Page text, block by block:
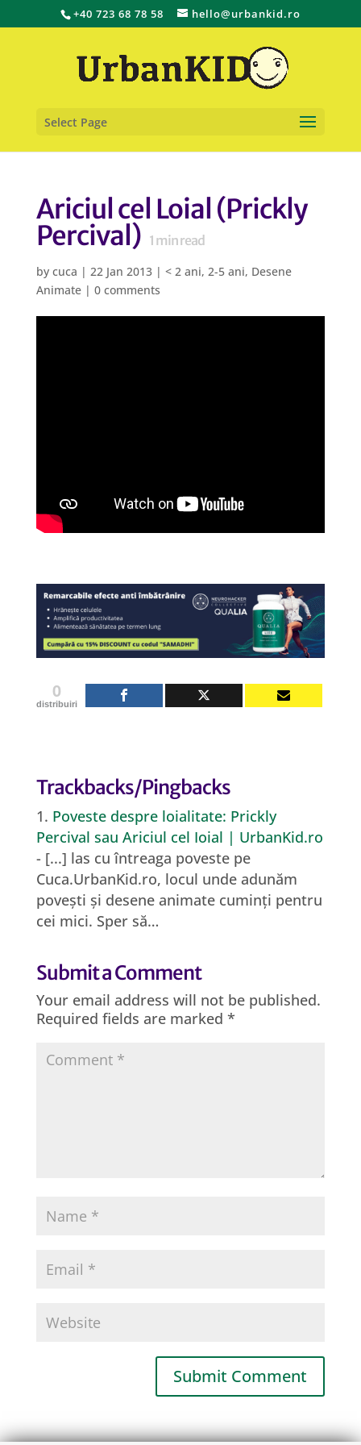
+40 723 68 78 58 hello@urbankid.ro
Select Page
Ariciul cel Loial (Prickly
Percival) 1 min read
by cuca | 22 Jan 2013| < 2 ani, 2-5 ani, Desene
Animate| 0 comments
0
distribuiri
Trackbacks/Pingbacks
Poveste despre loialitate: Prickly
Percival sau Ariciul cel Ioial | UrbanKid.ro
- [...] las cu întreaga poveste pe
Cuca.UrbanKid.ro, locul unde adunăm
povești și desene animate cuminți pentru
cei mici. Sper să…
Submit a Comment
Your email address will not be published.
Required fields are marked *